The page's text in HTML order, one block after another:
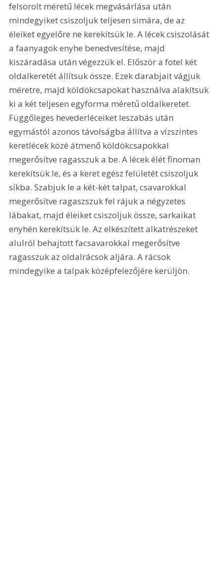
felsorolt méretű lécek megvásárlása után
mindegyiket csiszoljuk teljesen simára, de az
éleiket egyelőre ne kerekítsük le. A lécek csiszolását
a faanyagok enyhe benedvesítése, majd
kiszáradása után végezzük el. Először a fotel két
oldalkeretét állítsuk össze. Ezek darabjait vágjuk
méretre, majd köldökcsapokat használva alakítsuk
ki a két teljesen egyforma méretű oldalkeretet.
Függőleges hevederléceiket leszabás után
egymástól azonos távolságba állítva a vízszintes
keretlécek közé átmenő köldökcsapokkal
megerősítve ragasszuk a be. A lécek élét finoman
kerekítsük le, és a keret egész felületét csiszoljuk
síkba. Szabjuk le a két-két talpat, csavarokkal
megerősítve ragaszszuk fel rájuk a négyzetes
lábakat, majd éleiket csiszoljuk össze, sarkaikat
enyhén kerekítsük le. Az elkészített alkatrészeket
alulról behajtott facsavarokkal megerősítve
ragasszuk az oldalrácsok aljára. A rácsok
mindegyike a talpak középfelezőjére kerüljön.